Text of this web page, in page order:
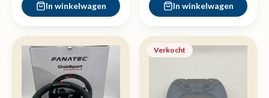
In winkelwagen In winkelwagen
Verkocht